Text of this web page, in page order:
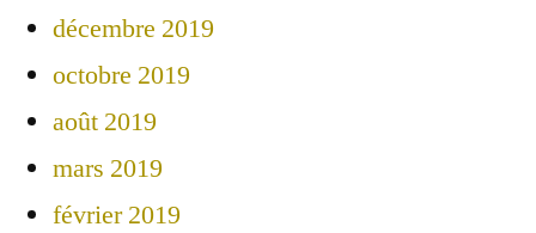
décembre 2019
octobre 2019
août 2019
mars 2019
février 2019